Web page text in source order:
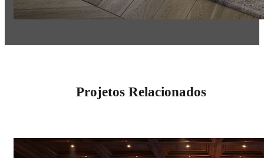
Projetos Relacionados